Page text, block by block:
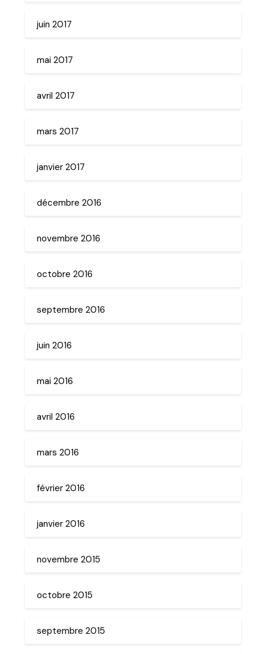
juin 2017
mai 2017
avril 2017
mars 2017
janvier 2017
décembre 2016
novembre 2016
octobre 2016
septembre 2016
juin 2016
mai 2016
avril 2016
mars 2016
février 2016
janvier 2016
novembre 2015
octobre 2015
septembre 2015